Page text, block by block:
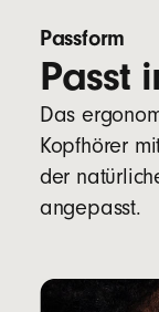
Passform
Passt
Das
Kopfhörer
der
angepasst.